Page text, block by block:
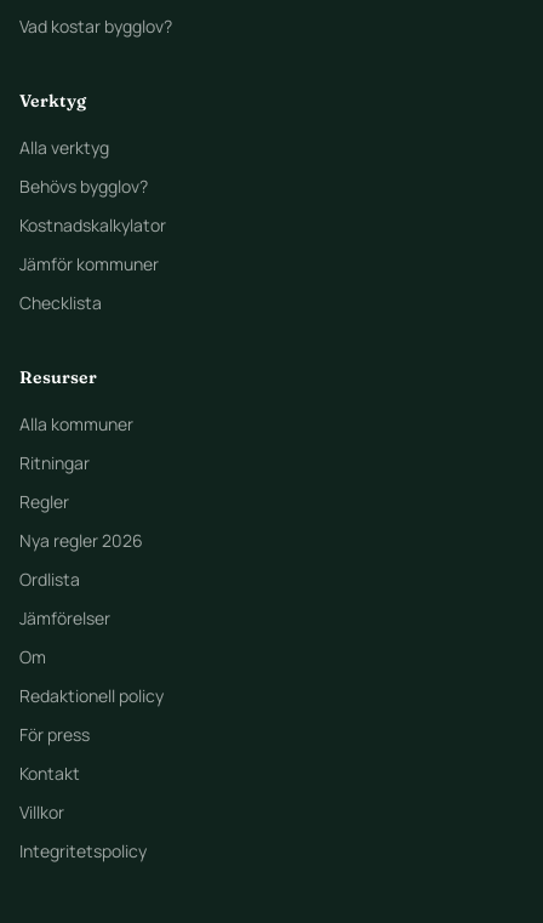
Vad kostar bygglov?
Verktyg
Alla verktyg
Behövs bygglov?
Kostnadskalkylator
Jämför kommuner
Checklista
Resurser
Alla kommuner
Ritningar
Regler
Nya regler 2026
Ordlista
Jämförelser
Om
Redaktionell policy
För press
Kontakt
Villkor
Integritetspolicy